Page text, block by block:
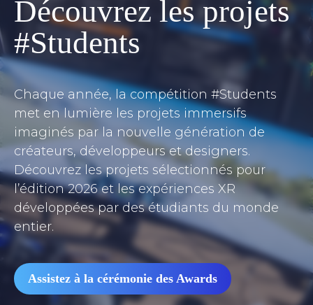
Découvrez les projets
#Students
Chaque année, la compétition #Students
met en lumière les projets immersifs
imaginés par la nouvelle génération de
créateurs, développeurs et designers.
Découvrez les projets sélectionnés pour
l’édition 2026 et les expériences XR
développées par des étudiants du monde
entier.
Assistez à la cérémonie des Awards